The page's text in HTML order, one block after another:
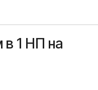
1 НП на